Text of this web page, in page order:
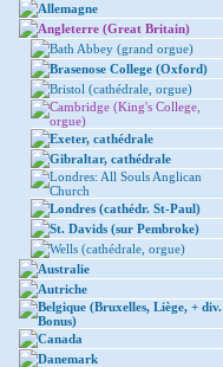
Allemagne
Angleterre (Great Britain)
Bath Abbey (grand orgue)
Brasenose College (Oxford)
Bristol (cathédrale, orgue)
Cambridge (King's College,
orgue)
Exeter, cathédrale
Gibraltar, cathédrale
Londres: All Souls Anglican
Church
Londres (cathédr. St-Paul)
St. Davids (sur Pembroke)
Wells (cathédrale, orgue)
Australie
Autriche
Belgique (Bruxelles, Liège, + div.
Bonus)
Canada
Danemark